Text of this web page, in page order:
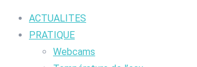
ACTUALITES
PRATIQUE
Webcams